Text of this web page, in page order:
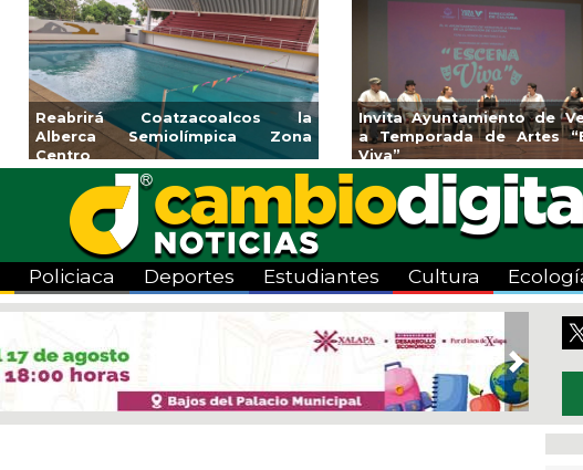
Emprendedores de Xalapa
exponen en Mercadito
Bicentenario
Coatzacoalcos
halterofilia con la Copa
2026
Policiaca Deportes Estudiantes Cultura
Next